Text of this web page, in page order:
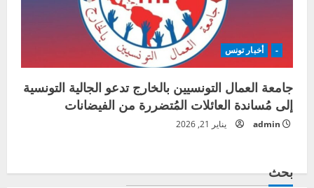
- أخبار تونس
جامعة العمال التونسيين بالخارج تدعو الجالية التونسية
إلى مُساندة العائلات المُتضررة من الفيضانات
admin يناير 21, 2026
بحث